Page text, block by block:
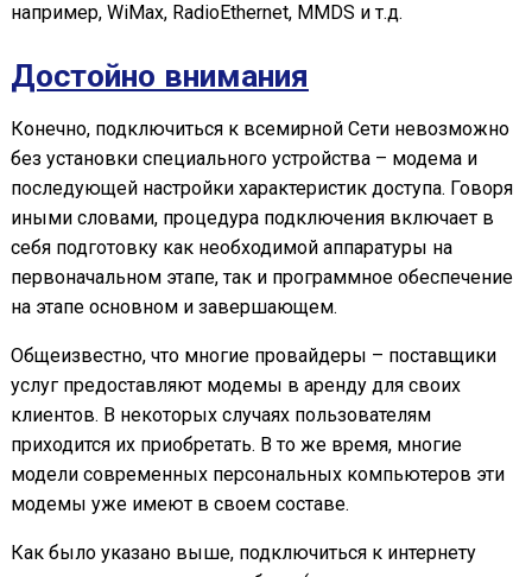
например, WiMax, RadioEthernet, MMDS и т.д.
Достойно внимания
Конечно, подключиться к всемирной Сети невозможно
без установки специального устройства – модема и
последующей настройки характеристик доступа. Говоря
иными словами, процедура подключения включает в
себя подготовку как необходимой аппаратуры на
первоначальном этапе, так и программное обеспечение
на этапе основном и завершающем.
Общеизвестно, что многие провайдеры – поставщики
услуг предоставляют модемы в аренду для своих
клиентов. В некоторых случаях пользователям
приходится их приобретать. В то же время, многие
модели современных персональных компьютеров эти
модемы уже имеют в своем составе.
Как было указано выше, подключиться к интернету